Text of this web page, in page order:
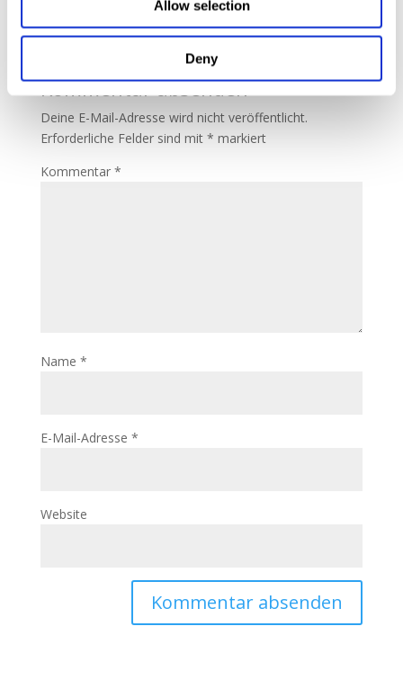
Allow selection
Deny
Kommentar absenden
Deine E-Mail-Adresse wird nicht veröffentlicht.
Erforderliche Felder sind mit * markiert
Kommentar *
Name *
E-Mail-Adresse *
Website